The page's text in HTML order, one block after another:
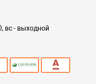
вс - выходной